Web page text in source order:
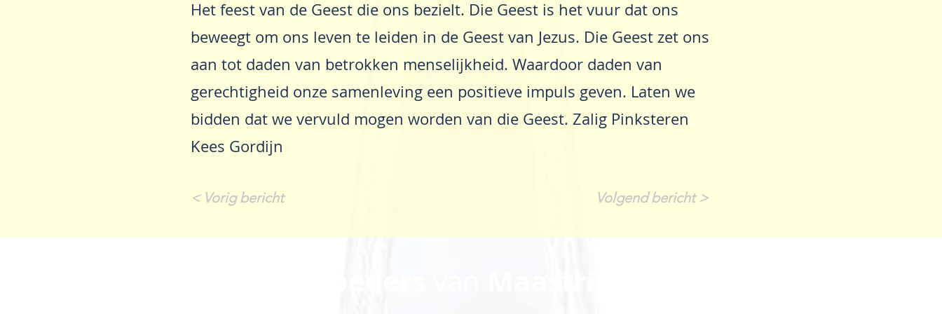
Het feest van de Geest die ons bezielt. Die Geest is het vuur dat ons
beweegt om ons leven te leiden in de Geest van Jezus. Die Geest zet ons
aan tot daden van betrokken menselijkheid. Waardoor daden van
gerechtigheid onze samenleving een positieve impuls geven. Laten we
bidden dat we vervuld mogen worden van die Geest. Zalig Pinksteren
Kees Gordijn
< Vorig bericht Volgend bericht >